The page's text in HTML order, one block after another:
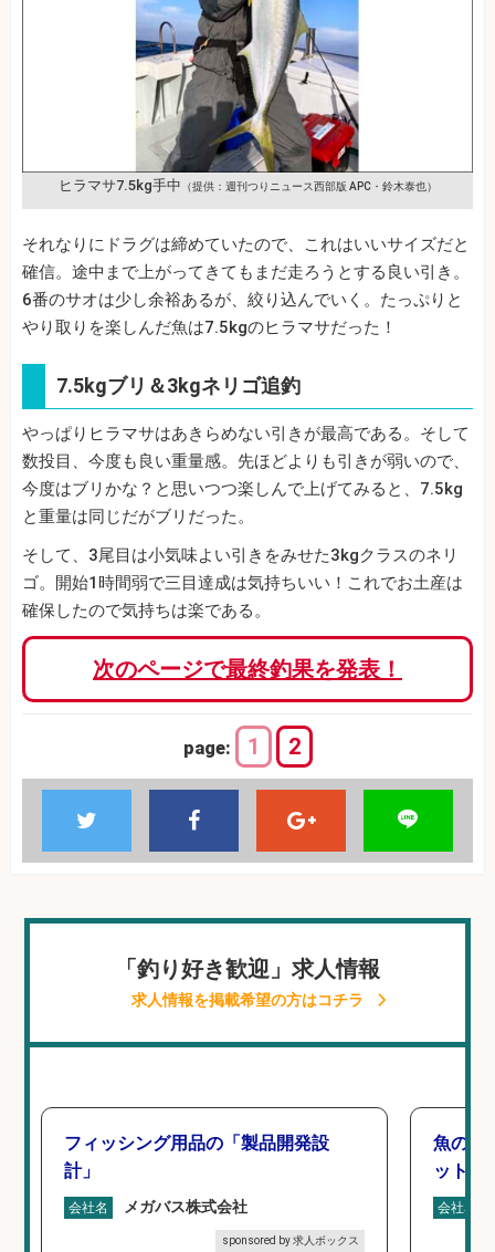
ヒラマサ7.5kg手中 （提供：週刊つりニュース西部版 APC・鈴木泰也）
それなりにドラグは締めていたので、これはいいサイズだと
確信。途中まで上がってきてもまだ走ろうとする良い引き。
6番のサオは少し余裕あるが、絞り込んでいく。たっぷりと
やり取りを楽しんだ魚は7.5kgのヒラマサだった！
7.5kgブリ＆3kgネリゴ追釣
やっぱりヒラマサはあきらめない引きが最高である。そして
数投目、今度も良い重量感。先ほどよりも引きが弱いので、
今度はブリかな？と思いつつ楽しんで上げてみると、7.5kg
と重量は同じだがブリだった。
そして、3尾目は小気味よい引きをみせた3kgクラスのネリ
ゴ。開始1時間弱で三目達成は気持ちいい！これでお土産は
確保したので気持ちは楽である。
次のページで最終釣果を発表！
page: 1 2
「釣り好き歓迎」求人情報
求人情報を掲載希望の方はコチラ
フィッシング用品の「製品開発設
計」
会社名 メガバス株式会社
sponsored by 求人ボックス
魚の「
ットを
会社名